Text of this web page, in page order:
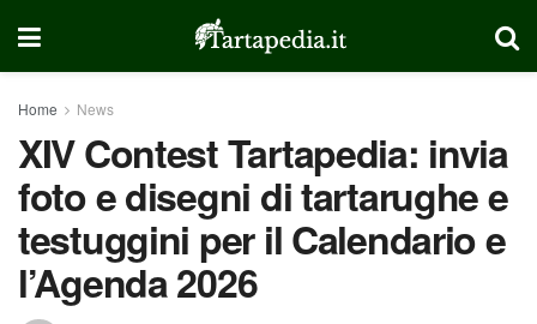
Home News
XIV Contest Tartapedia: invia
foto e disegni di tartarughe e
testuggini per il Calendario e
l’Agenda 2026